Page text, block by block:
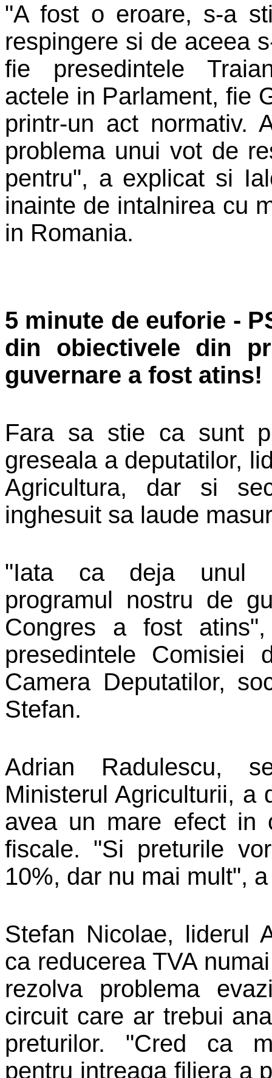
"A fost o eroare, s-a
respingere si de aceea
fie presedintele
actele in Parlament, fie
printr-un act normativ.
problema unui vot de
pentru", a explicat si
inainte de intalnirea cu
in Romania.
5 minute de euforie -
din obiectivele din
guvernare a fost atins!
Fara sa stie ca sunt
greseala a deputatilor,
Agricultura, dar si
inghesuit sa laude
"Iata ca deja unul
programul nostru de
Congres a fost
presedintele
Camera Deputatilor,
Stefan.
Adrian Radulescu,
Ministerul Agriculturii, a
avea un mare efect in
fiscale. "Si preturile
10%, dar nu mai mult",
Stefan Nicolae, liderul
ca reducerea TVA
rezolva problema
circuit care ar trebui
preturilor. "Cred ca
pentru intreaga filiera a